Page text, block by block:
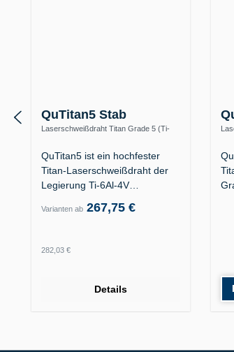
QuTitan5 Stab
Laserschweißdraht Titan Grade 5 (Ti-
QuTitan5 ist ein hochfester
Titan-Laserschweißdraht der
Legierung Ti-6Al-4V
Varianten ab 267,75 €
Regulärer Preis:
282,03 €
Details